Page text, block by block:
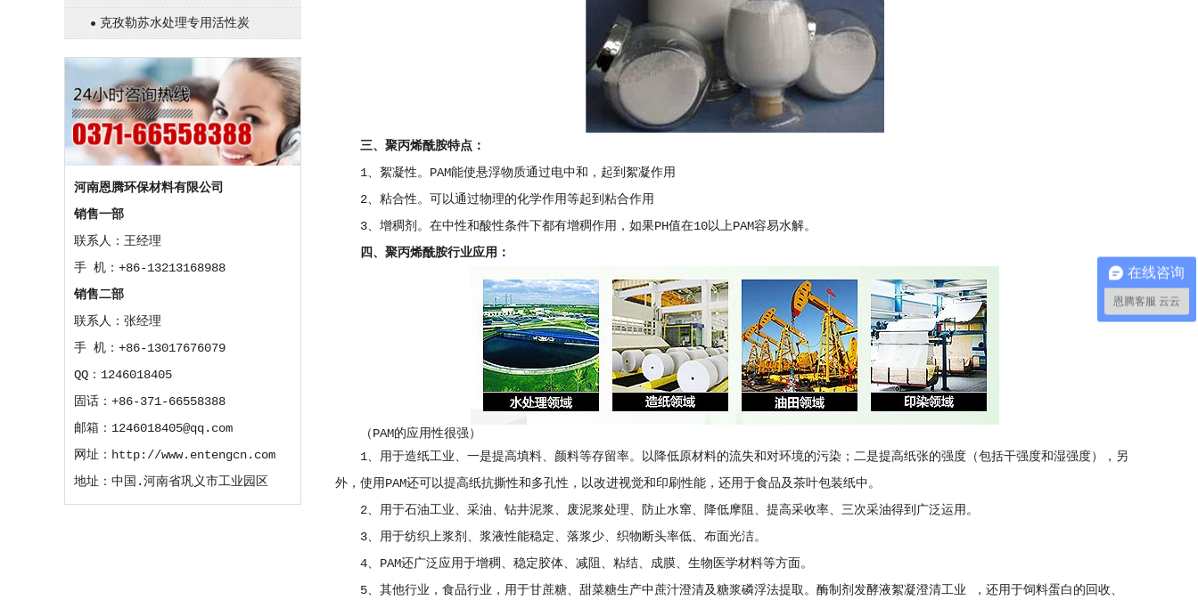
克孜勒苏水处理专用活性炭
河南恩腾环保材料有限公司
销售一部
联系人：王经理
手 机：+86-13213168988
销售二部
联系人：张经理
手 机：+86-13017676079
QQ：1246018405
固话：+86-371-66558388
邮箱：1246018405@qq.com
网址：http://www.entengcn.com
地址：中国.河南省巩义市工业园区
三、聚丙烯酰胺特点：
1、絮凝性。PAM能使悬浮物质通过电中和，起到絮凝作用
2、粘合性。可以通过物理的化学作用等起到粘合作用
3、增稠剂。在中性和酸性条件下都有增稠作用，如果PH值在10以上PAM容易水解。
四、聚丙烯酰胺行业应用：
（PAM的应用性很强）
1、用于造纸工业、一是提高填料、颜料等存留率。以降低原材料的流失和对环境的污染；二是提高纸张的强度（包括干强度和湿强度），另
外，使用PAM还可以提高纸抗撕性和多孔性，以改进视觉和印刷性能，还用于食品及茶叶包装纸中。
2、用于石油工业、采油、钻井泥浆、废泥浆处理、防止水窜、降低摩阻、提高采收率、三次采油得到广泛运用。
3、用于纺织上浆剂、浆液性能稳定、落浆少、织物断头率低、布面光洁。
4、PAM还广泛应用于增稠、稳定胶体、减阻、粘结、成膜、生物医学材料等方面。
5、其他行业，食品行业，用于甘蔗糖、甜菜糖生产中蔗汁澄清及糖浆磷浮法提取。酶制剂发酵液絮凝澄清工业 ，还用于饲料蛋白的回收、
在线咨询
恩腾客服 云云